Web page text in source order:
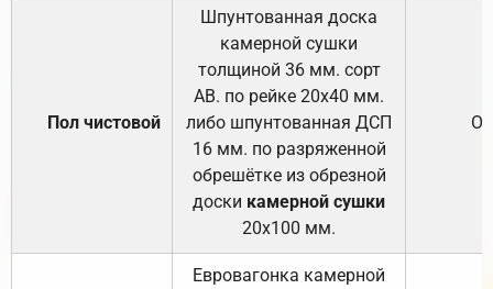
Пол чистовой
Шпунтованная доска
камерной сушки
толщиной 36 мм. сорт
АВ. по рейке 20х40 мм.
либо шпунтованная ДСП
16 мм. по разряженной
обрешётке из обрезной
доски камерной сушки
20х100 мм.
Евровагонка камерной